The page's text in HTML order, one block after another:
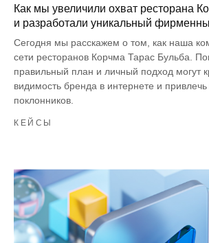
Как мы увеличили охват ресторана
и разработали уникальный
Сегодня мы расскажем о том, как наша
сети ресторанов Корчма Тарас Бульба.
правильный план и личный подход могут
видимость бренда в интернете и
поклонников.
КЕЙСЫ